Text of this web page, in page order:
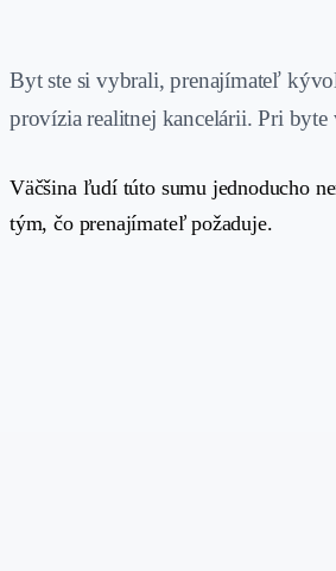
Byt ste si vybrali, prenajímateľ
provízia realitnej kancelárii. Pri byte
Väčšina ľudí túto sumu jednoducho
tým, čo prenajímateľ požaduje.